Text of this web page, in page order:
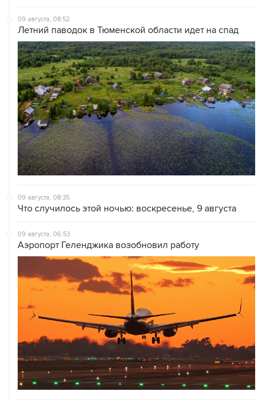
09 августа, 08:52
Летний паводок в Тюменской области идет на спад
09 августа, 08:35
Что случилось этой ночью: воскресенье, 9 августа
09 августа, 06:53
Аэропорт Геленджика возобновил работу